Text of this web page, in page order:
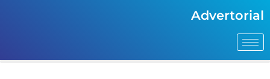
Advertorial